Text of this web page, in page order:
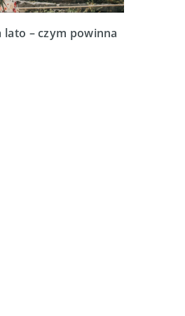
lato – czym powinna